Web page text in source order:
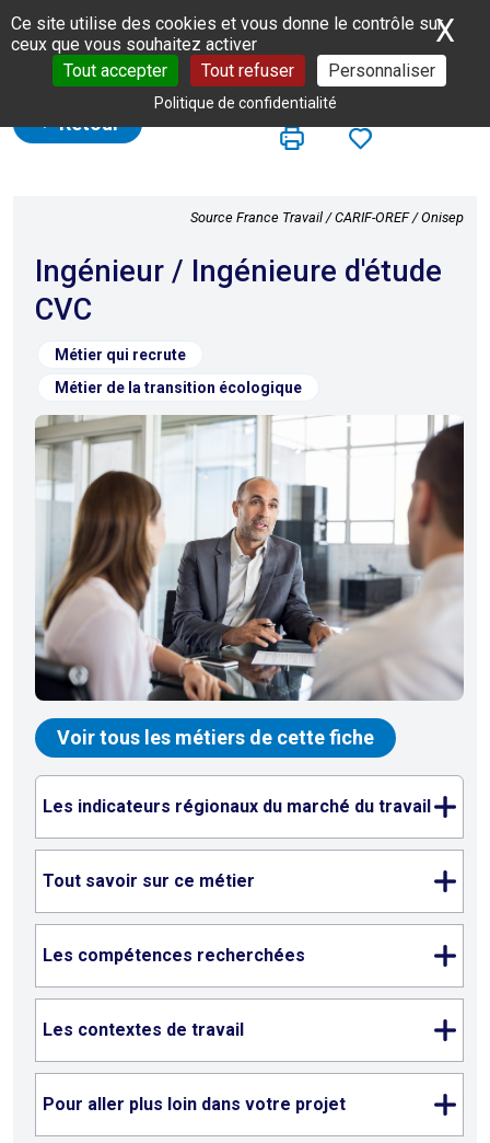
Panneau de gestion des cookies
Ce site utilise des cookies et vous donne le contrôle sur
ceux que vous souhaitez activer
Tout accepter
Tout refuser Personnaliser
Politique de confidentialité
X
Retour
Source France Travail / CARIF-OREF / Onisep
Ingénieur / Ingénieure d'étude
CVC
Métier qui recrute
Métier de la transition écologique
Voir tous les métiers de cette fiche
Les indicateurs régionaux du marché du travail
Tout savoir sur ce métier
Les compétences recherchées
Les contextes de travail
Pour aller plus loin dans votre projet